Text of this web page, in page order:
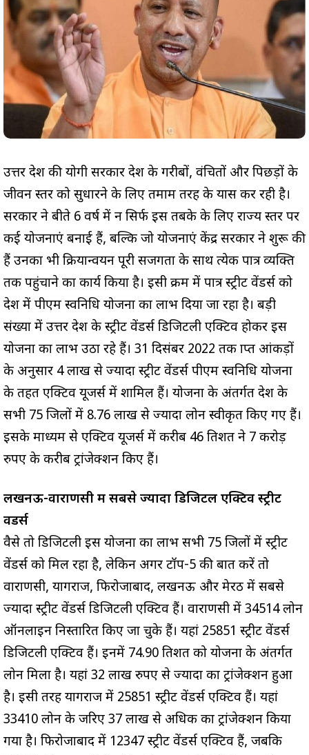
उत्तर प्रदेश की योगी सरकार प्रदेश के गरीबों, वंचितों और पिछड़ों के
जीवन स्तर को सुधारने के लिए तमाम तरह के प्रयास कर रही है।
सरकार ने बीते 6 वर्ष में न सिर्फ इस तबके के लिए राज्य स्तर पर
कई योजनाएं बनाई हैं, बल्कि जो योजनाएं केंद्र सरकार ने शुरू की
हैं उनका भी क्रियान्वयन पूरी सजगता के साथ प्रत्येक पात्र व्यक्ति
तक पहुंचाने का कार्य किया है। इसी क्रम में पात्र स्ट्रीट वेंडर्स को
प्रदेश में पीएम स्वनिधि योजना का लाभ दिया जा रहा है। बड़ी
संख्या में उत्तर प्रदेश के स्ट्रीट वेंडर्स डिजिटली एक्टिव होकर इस
योजना का लाभ उठा रहे हैं। 31 दिसंबर 2022 तक प्राप्त आंकड़ों
के अनुसार 4 लाख से ज्यादा स्ट्रीट वेंडर्स पीएम स्वनिधि योजना
के तहत एक्टिव यूजर्स में शामिल हैं। योजना के अंतर्गत प्रदेश के
सभी 75 जिलों में 8.76 लाख से ज्यादा लोन स्वीकृत किए गए हैं।
इसके माध्यम से एक्टिव यूजर्स में करीब 46 प्रतिशत ने 7 करोड़
रुपए के करीब ट्रांजेक्शन किए हैं।
लखनऊ-वाराणसी में सबसे ज्यादा डिजिटल एक्टिव स्ट्रीट
वेंडर्स
वैसे तो डिजिटली इस योजना का लाभ सभी 75 जिलों में स्ट्रीट
वेंडर्स को मिल रहा है, लेकिन अगर टॉप-5 की बात करें तो
वाराणसी, प्रयागराज, फिरोजाबाद, लखनऊ और मेरठ में सबसे
ज्यादा स्ट्रीट वेंडर्स डिजिटली एक्टिव हैं। वाराणसी में 34514 लोन
ऑनलाइन निस्तारित किए जा चुके हैं। यहां 25851 स्ट्रीट वेंडर्स
डिजिटली एक्टिव हैं। इनमें 74.90 प्रतिशत को योजना के अंतर्गत
लोन मिला है। यहां 32 लाख रुपए से ज्यादा का ट्रांजेक्शन हुआ
है। इसी तरह प्रयागराज में 25851 स्ट्रीट वेंडर्स एक्टिव हैं। यहां
33410 लोन के जरिए 37 लाख से अधिक का ट्रांजेक्शन किया
गया है। फिरोजाबाद में 12347 स्ट्रीट वेंडर्स एक्टिव हैं, जबकि